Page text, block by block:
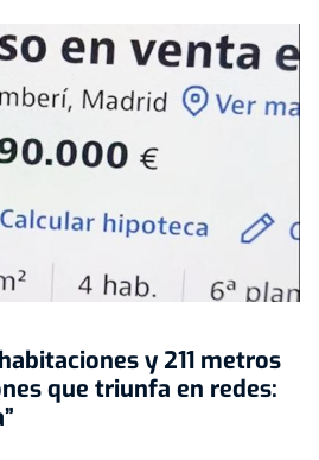
y 211 metros
que triunfa en redes: